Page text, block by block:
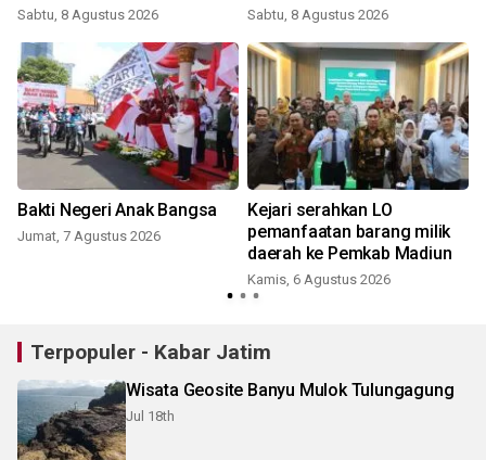
Sabtu, 8 Agustus 2026 Sabtu, 8 Agustus 2026
Bakti Negeri Anak Bangsa
Jumat, 7 Agustus 2026
Kejari serahkan LO
pemanfaatan barang milik
daerah ke Pemkab Madiun
Kamis, 6 Agustus 2026
Terpopuler - Kabar Jatim
Wisata Geosite Banyu Mulok Tulungagung
Jul 18th